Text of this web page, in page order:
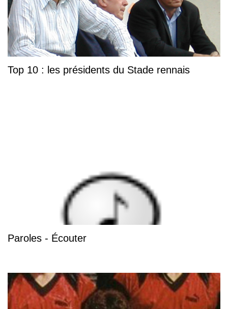
Top 10 : les présidents du Stade rennais
Paroles - Écouter